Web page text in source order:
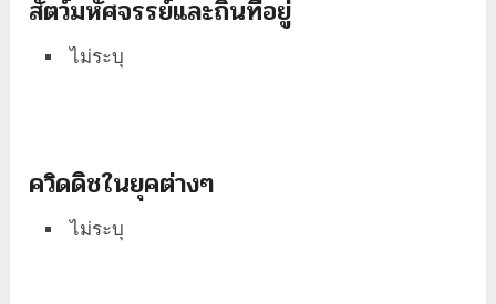
สัตว์มหัศจรรย์และถิ่นที่อยู่
ไม่ระบุ
ควิดดิชในยุคต่างๆ
ไม่ระบุ